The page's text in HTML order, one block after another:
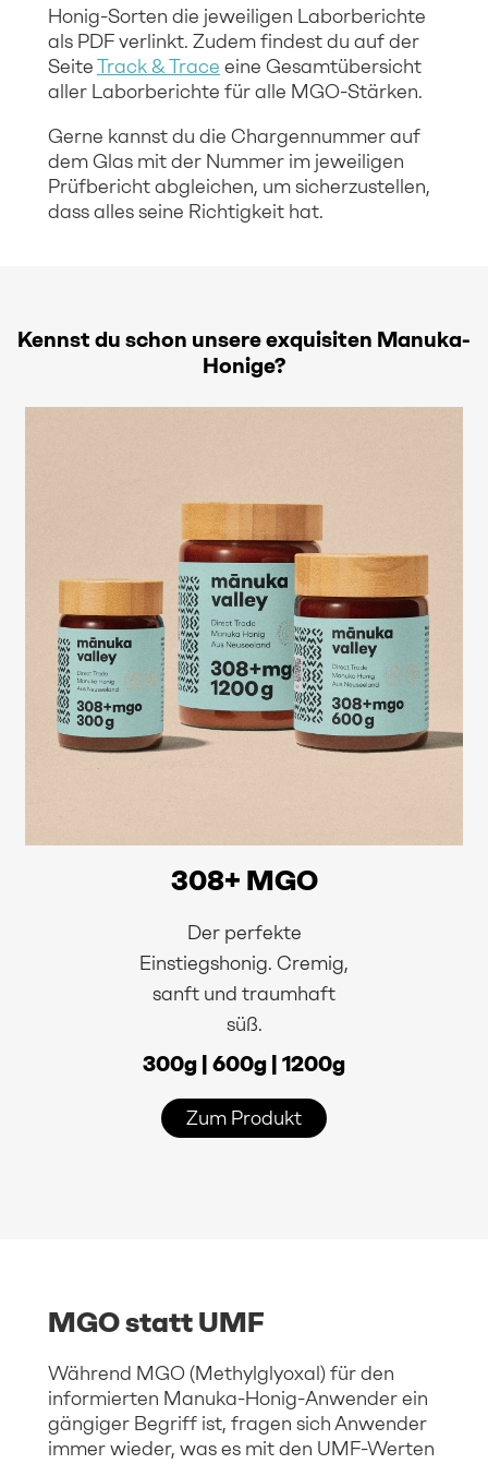
Honig-Sorten die jeweiligen Laborberichte
als PDF verlinkt. Zudem findest du auf der
SeiteTrack & Trace eine Gesamtübersicht
aller Laborberichte für alle MGO-Stärken.
Gerne kannst du die Chargennummer auf
dem Glas mit der Nummer im jeweiligen
Prüfbericht abgleichen, um sicherzustellen,
dass alles seine Richtigkeit hat.
Kennst du schon unsere exquisiten Manuka-
Honige?
308+ MGO
Der perfekte
Einstiegshonig. Cremig,
sanft und traumhaft
süß.
300g | 600g | 1200g
Zum Produkt
MGO statt UMF
Während MGO (Methylglyoxal) für den
informierten Manuka-Honig-Anwender ein
gängiger Begriff ist, fragen sich Anwender
immer wieder, was es mit den UMF-Werten